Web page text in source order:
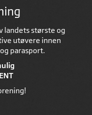
landets største og
utøvere innen
parasport.